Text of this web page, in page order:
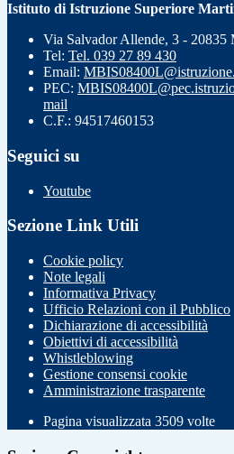
Istituto di Istruzione Superiore
Via Salvador Allende, 3 -
Tel: Tel. 039 27 89 430
Email:
PEC:
mail
C.F.: 94517460153
Seguici su
Youtube
Sezione Link Utili
Cookie policy
Note legali
Informativa Privacy
Ufficio Relazioni con il Pubblico
Dichiarazione di accessibilità
Obiettivi di accessibilità
Whistleblowing
Gestione consensi cookie
Amministrazione trasparente
Pagina visualizzata 3509 volte